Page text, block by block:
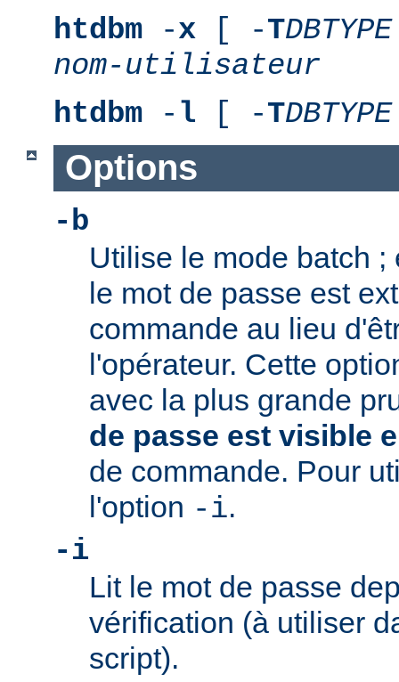
htdbm -x [ -TDBTYPE
nom-utilisateur
htdbm - l [ -TDBTYPE
Options
-b
Utilise le mode batch ;
le mot de passe est
commande au lieu
l'opérateur. Cette
avec la plus grande
de passe est visible
de commande. Pour
l'option -i.
-i
Lit le mot de passe
vérification (à utiliser
script).